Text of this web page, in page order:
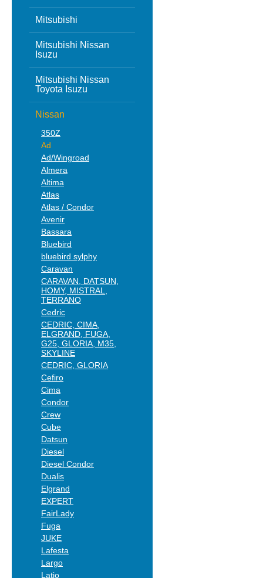
Mitsubishi
Mitsubishi Nissan
Isuzu
Mitsubishi Nissan
Toyota Isuzu
Nissan
350Z
Ad
Ad/Wingroad
Almera
Altima
Atlas
Atlas / Condor
Avenir
Bassara
Bluebird
bluebird sylphy
Caravan
CARAVAN, DATSUN,
HOMY, MISTRAL,
TERRANO
Cedric
CEDRIC, CIMA,
ELGRAND, FUGA,
G25, GLORIA, M35,
SKYLINE
CEDRIC, GLORIA
Cefiro
Cima
Condor
Crew
Cube
Datsun
Diesel
Diesel Condor
Dualis
Elgrand
EXPERT
FairLady
Fuga
JUKE
Lafesta
Largo
Latio